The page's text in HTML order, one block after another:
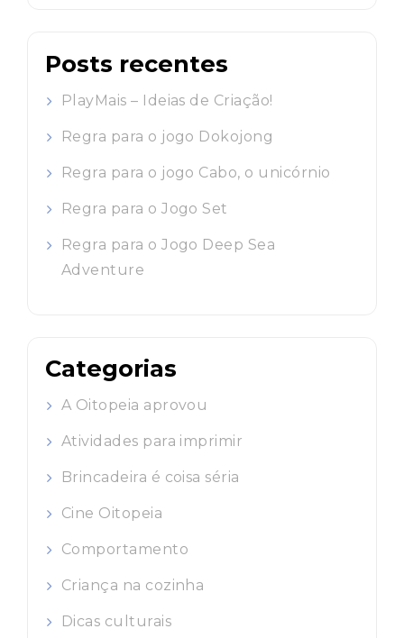
Posts recentes
PlayMais – Ideias de Criação!
Regra para o jogo Dokojong
Regra para o jogo Cabo, o unicórnio
Regra para o Jogo Set
Regra para o Jogo Deep Sea
Adventure
Categorias
A Oitopeia aprovou
Atividades para imprimir
Brincadeira é coisa séria
Cine Oitopeia
Comportamento
Criança na cozinha
Dicas culturais